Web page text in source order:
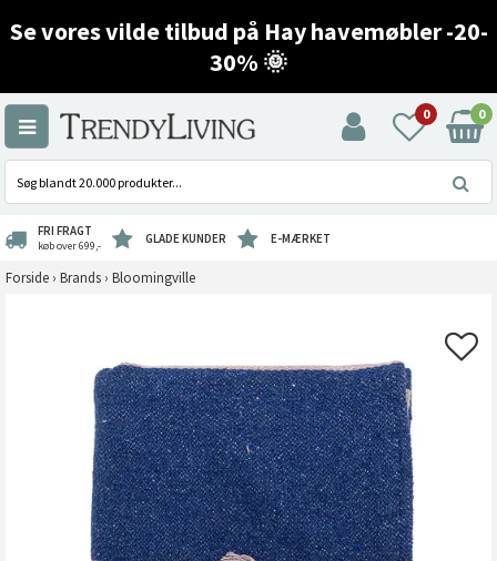
Se vores vilde tilbud på Hay havemøbler -20-
30% 🌞
0 0
FRI FRAGT
køb over 699,- GLADE KUNDER E-MÆRKET
Forside › Brands › Bloomingville